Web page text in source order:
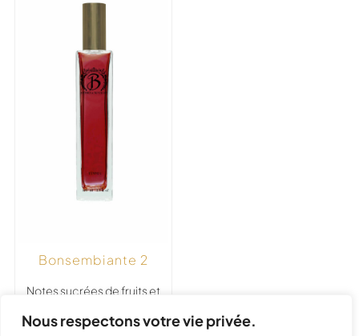
Nous respectons votre vie privée.
Bonsembiante 2
Notes sucrées de fruits et